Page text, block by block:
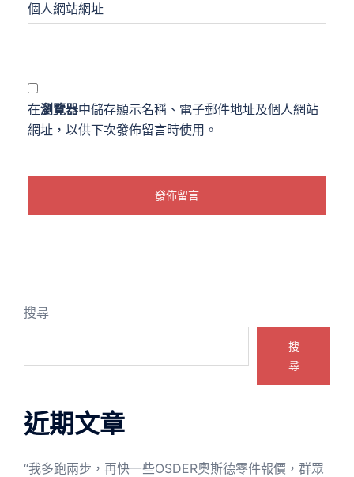
個人網站網址
在瀏覽器中儲存顯示名稱、電子郵件地址及個人網站
網址，以供下次發佈留言時使用。
搜尋
搜
尋
近期文章
“我多跑兩步，再快一些OSDER奧斯德零件報價，群眾